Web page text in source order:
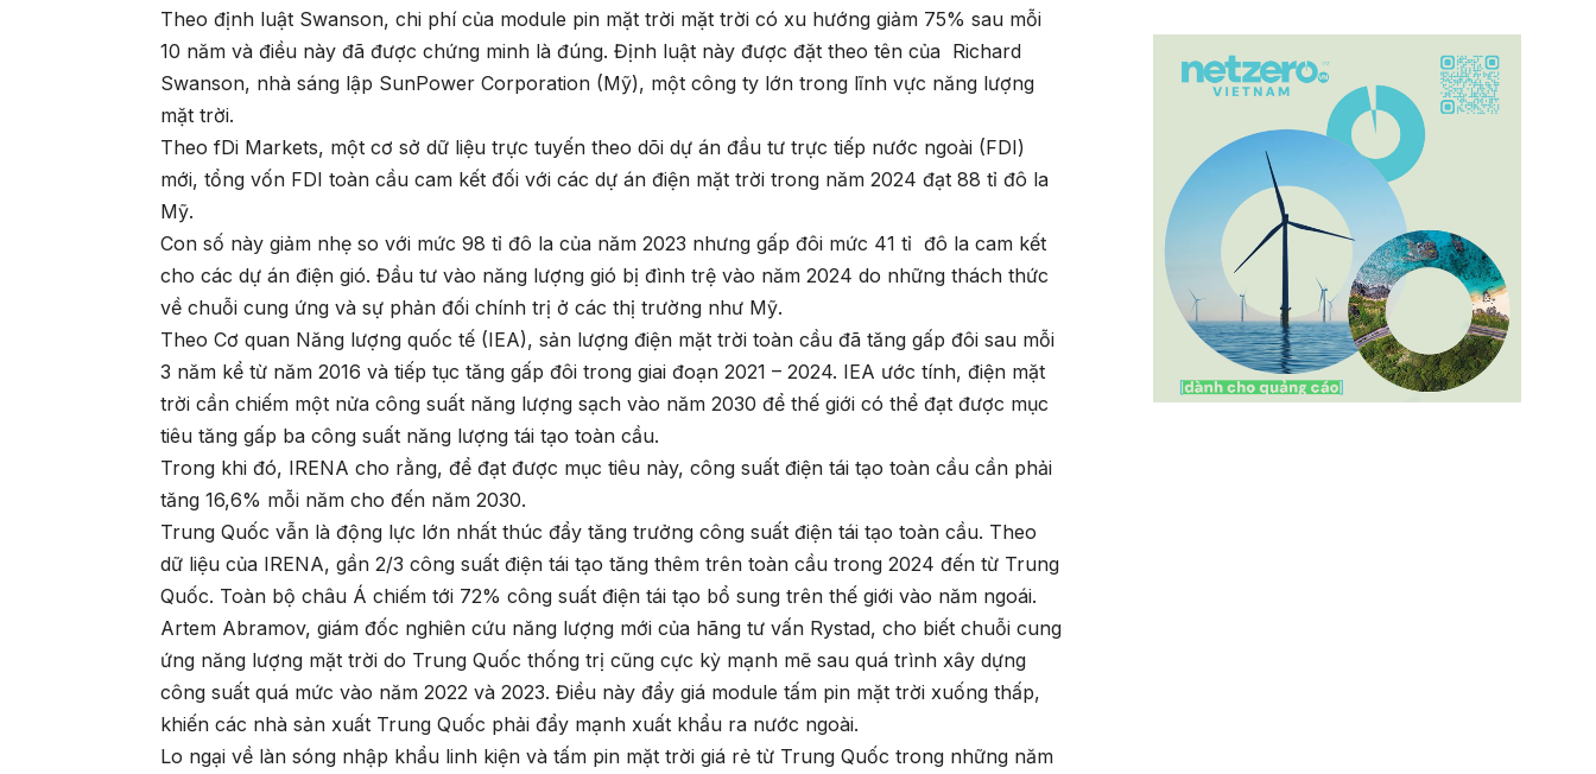
Theo định luật Swanson, chi phí của module pin mặt trời mặt trời có xu hướng giảm 75% sau mỗi
10 năm và điều này đã được chứng minh là đúng. Định luật này được đặt theo tên của Richard
Swanson, nhà sáng lập SunPower Corporation (Mỹ), một công ty lớn trong lĩnh vực năng lượng
mặt trời.
Theo fDi Markets, một cơ sở dữ liệu trực tuyến theo dõi dự án đầu tư trực tiếp nước ngoài (FDI)
mới, tổng vốn FDI toàn cầu cam kết đối với các dự án điện mặt trời trong năm 2024 đạt 88 tỉ đô la
Mỹ.
Con số này giảm nhẹ so với mức 98 tỉ đô la của năm 2023 nhưng gấp đôi mức 41 tỉ đô la cam kết
cho các dự án điện gió. Đầu tư vào năng lượng gió bị đình trệ vào năm 2024 do những thách thức
về chuỗi cung ứng và sự phản đối chính trị ở các thị trường như Mỹ.
Theo Cơ quan Năng lượng quốc tế (IEA), sản lượng điện mặt trời toàn cầu đã tăng gấp đôi sau mỗi
3 năm kể từ năm 2016 và tiếp tục tăng gấp đôi trong giai đoạn 2021 – 2024. IEA ước tính, điện mặt
trời cần chiếm một nửa công suất năng lượng sạch vào năm 2030 để thế giới có thể đạt được mục
tiêu tăng gấp ba công suất năng lượng tái tạo toàn cầu.
Trong khi đó, IRENA cho rằng, để đạt được mục tiêu này, công suất điện tái tạo toàn cầu cần phải
tăng 16,6% mỗi năm cho đến năm 2030.
Trung Quốc vẫn là động lực lớn nhất thúc đẩy tăng trưởng công suất điện tái tạo toàn cầu. Theo
dữ liệu của IRENA, gần 2/3 công suất điện tái tạo tăng thêm trên toàn cầu trong 2024 đến từ Trung
Quốc. Toàn bộ châu Á chiếm tới 72% công suất điện tái tạo bổ sung trên thế giới vào năm ngoái.
Artem Abramov, giám đốc nghiên cứu năng lượng mới của hãng tư vấn Rystad, cho biết chuỗi cung
ứng năng lượng mặt trời do Trung Quốc thống trị cũng cực kỳ mạnh mẽ sau quá trình xây dựng
công suất quá mức vào năm 2022 và 2023. Điều này đẩy giá module tấm pin mặt trời xuống thấp,
khiến các nhà sản xuất Trung Quốc phải đẩy mạnh xuất khẩu ra nước ngoài.
Lo ngại về làn sóng nhập khẩu linh kiện và tấm pin mặt trời giá rẻ từ Trung Quốc trong những năm